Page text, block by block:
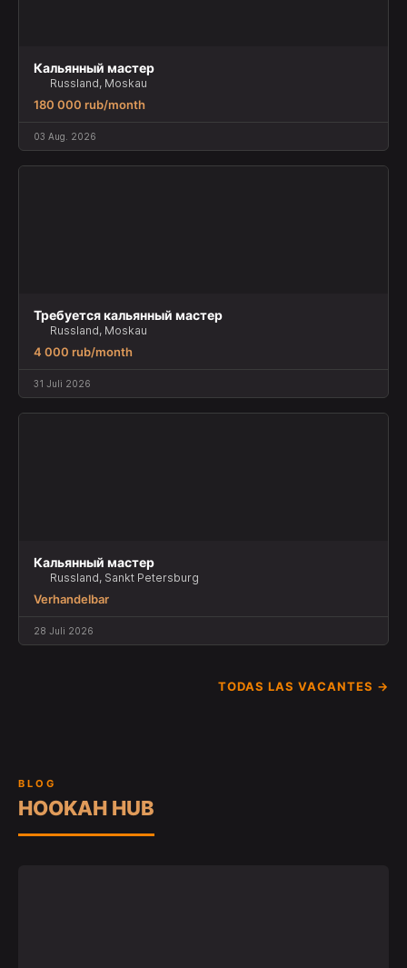
Кальянный мастер
Russland, Moskau
180 000 rub/month
03 Aug. 2026
Требуется кальянный мастер
Russland, Moskau
4 000 rub/month
31 Juli 2026
Кальянный мастер
Russland, Sankt Petersburg
Verhandelbar
28 Juli 2026
TODAS LAS VACANTES →
BLOG
HOOKAH HUB